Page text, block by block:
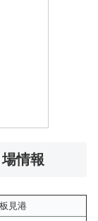
情報
板見港